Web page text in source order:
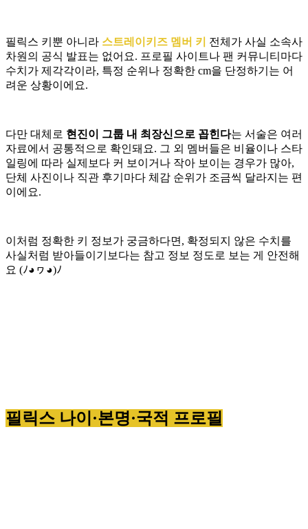
필릭스 키뿐 아니라 스트레이키즈 멤버 키
전체가 사실 소속사
차원의 공식 발표는 없어요. 프로필 사이트나 팬 커뮤니티마다
수치가 제각각이라, 특정 순위나 정확한 cm을 단정하기는 어
려운 상황이에요.
다만 대체로 현진이 그룹 내 최장신으로 꼽힌다는 서술은 여러
자료에서 공통적으로 확인돼요. 그 외 멤버들은 비율이나 스타
일링에 따라 실제보다 커 보이거나 작아 보이는 경우가 많아,
단체 사진이나 직관 후기마다 체감 순위가 조금씩 달라지는 편
이에요.
이처럼 정확한 키 정보가 궁금하다면, 확정되지 않은 수치를
사실처럼 받아들이기보다는 참고 정보 정도로 보는 게 안전해
요 (ﾉ◕ヮ◕)ﾉ
필릭스 나이·본명·국적 프로필